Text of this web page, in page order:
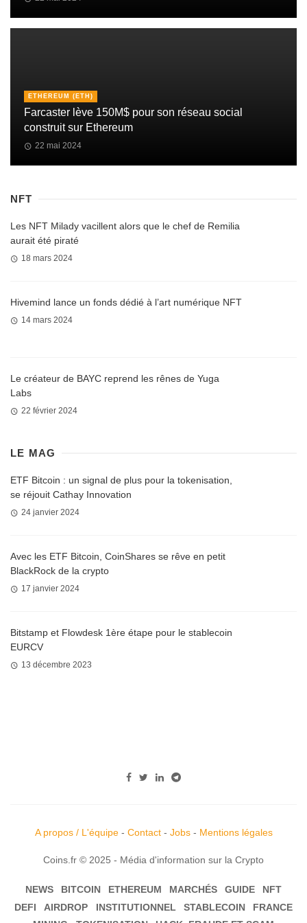
ETHEREUM (ETH)
Farcaster lève 150M$ pour son réseau social
construit sur Ethereum
22 mai 2024
NFT
Les NFT Milady vacillent alors que le chef de Remilia
aurait été piraté
18 mars 2024
Hivemind lance un fonds dédié à l’art numérique NFT
14 mars 2024
Le créateur de BAYC reprend les rênes de Yuga
Labs
22 février 2024
LE MAG
ETF Bitcoin : un signal de plus pour la tokenisation,
se réjouit Cathay Innovation
24 janvier 2024
Avec les ETF Bitcoin, CoinShares se rêve en petit
BlackRock de la crypto
17 janvier 2024
Bitstamp et Flowdesk 1ère étape pour le stablecoin
EURCV
13 décembre 2023
A propos / L'équipe- Contact- Jobs- Mentions légales
Coins.fr © 2025 - Média d'information sur la Crypto
NEWS BITCOIN ETHEREUM MARCHÉS GUIDE
NFT
DEFI
AIRDROP INSTITUTIONNEL STABLECOIN
FRANCE